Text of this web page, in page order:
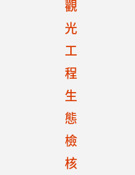
觀
光
工
程
生
態
檢
核